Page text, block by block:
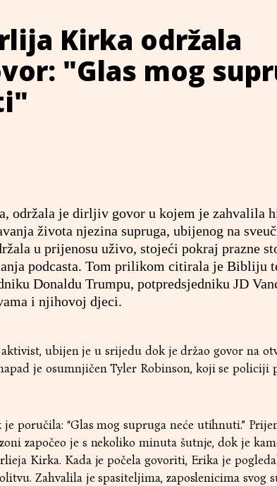
Kirka održala
"Glas mog
održala je dirljiv govor u kojem je zahvalila
života njezina supruga, ubijenog na
u prijenosu uživo, stojeći pokraj prazne
podcasta. Tom prilikom citirala je Bibliju
Donaldu Trumpu, potpredsjedniku JD
i njihovoj djeci.
ubijen je u srijedu dok je držao govor na
je osumnjičen Tyler Robinson, koji se policiji
poručila: “Glas mog supruga neće utihnuti.”
započeo je s nekoliko minuta šutnje, dok je
Kirka. Kada je počela govoriti, Erika je
Zahvalila je spasiteljima, zaposlenicima svog